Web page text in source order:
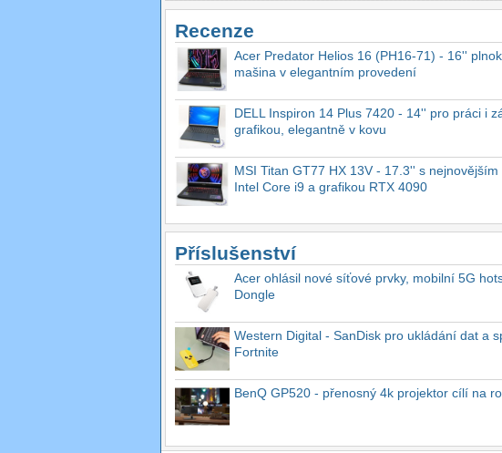
Recenze
Acer Predator Helios 16 (PH16-71) - 16''
mašina v elegantním provedení
DELL Inspiron 14 Plus 7420 - 14'' pro práci i
grafikou, elegantně v kovu
MSI Titan GT77 HX 13V - 17.3'' s
Intel Core i9 a grafikou RTX 4090
Příslušenství
Acer ohlásil nové síťové prvky, mobilní 5G
Dongle
Western Digital - SanDisk pro ukládání dat a
Fortnite
BenQ GP520 - přenosný 4k projektor cílí na